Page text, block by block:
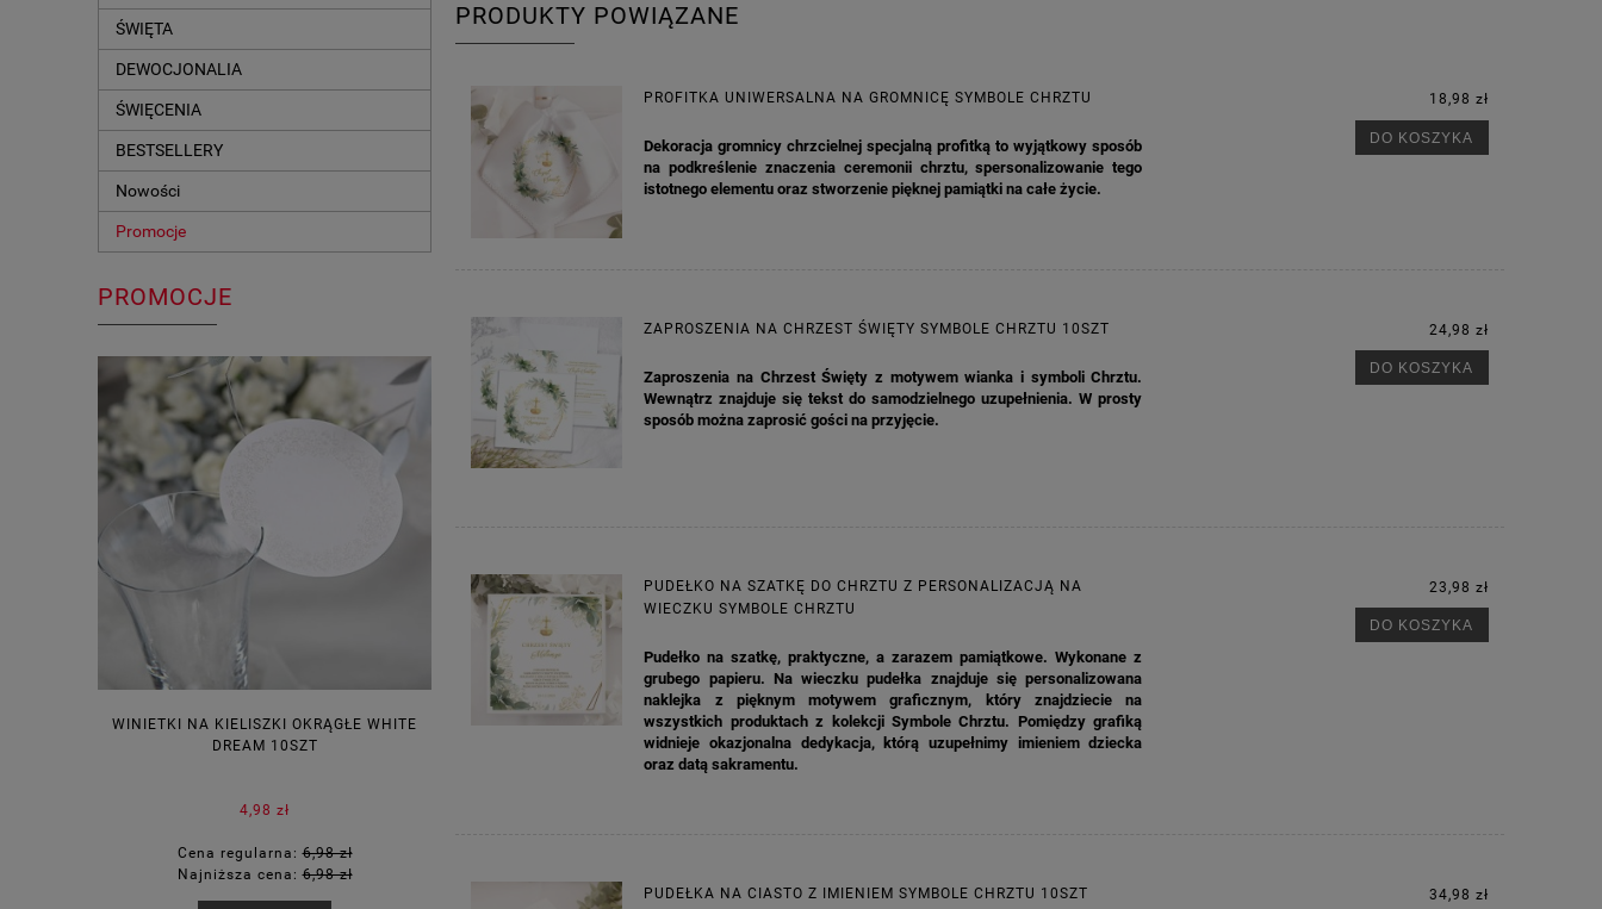
ŚWIĘTA
DEWOCJONALIA
ŚWIĘCENIA
BESTSELLERY
Nowości
Promocje
PROMOCJE
WINIETKI NA KIELISZKI OKRĄGŁE WHITE
DREAM 10SZT
4,98 zł
Cena regularna:6,98 zł
Najniższa cena:6,98 zł
PUDEŁECZKA PODZIĘKOWANIE ZŁOTA
KORONKA KWADRAT 10SZT
GIRLANDA BIAŁE PIÓRKA ZE ZŁOTEM
PRODUKTY POWIĄZANE
PROFITKA UNIWERSALNA NA GROMNICĘ SYMBOLE CHRZTU
Dekoracja gromnicy chrzcielnej specjalną profitką to wyjątkowy sposób
na podkreślenie znaczenia ceremonii chrztu, spersonalizowanie tego
istotnego elementu oraz stworzenie pięknej pamiątki na całe życie.
18,98 zł
DO KOSZYKA
ZAPROSZENIA NA CHRZEST ŚWIĘTY SYMBOLE CHRZTU 10SZT
Zaproszenia na Chrzest Święty z motywem wianka i symboli Chrztu.
Wewnątrz znajduje się tekst do samodzielnego uzupełnienia. W prosty
sposób można zaprosić gości na przyjęcie.
24,98 zł
DO KOSZYKA
PUDEŁKO NA SZATKĘ DO CHRZTU Z PERSONALIZACJĄ NA
WIECZKU SYMBOLE CHRZTU
Pudełko na szatkę, praktyczne, a zarazem pamiątkowe. Wykonane z
grubego papieru. Na wieczku pudełka znajduje się personalizowana
naklejka z pięknym motywem graficznym, który znajdziecie na
wszystkich produktach z kolekcji Symbole Chrztu. Pomiędzy grafiką
widnieje okazjonalna dedykacja, którą uzupełnimy imieniem dziecka
oraz datą sakramentu.
23,98 zł
DO KOSZYKA
PUDEŁKA NA CIASTO Z IMIENIEM SYMBOLE CHRZTU 10SZT 34,98 zł